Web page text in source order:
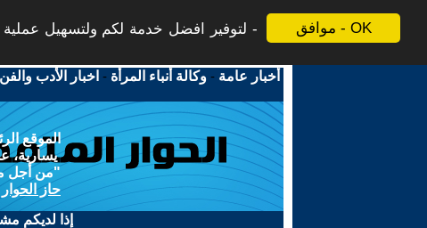
موافق - OK
لتوفير افضل خدمة لكم ولتسهيل
أخبار عامة -وكالة أنباء المرأة - اخبار الأدب والفن
الموقع
يسارية،
"من أجل
حاز
إذا لديكم